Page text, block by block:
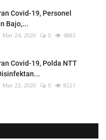
Covid-19, Personel
Bajo,...
Mar 24, 2020 0 6883
Covid-19, Polda NTT
Mar 23, 2020 0 8221